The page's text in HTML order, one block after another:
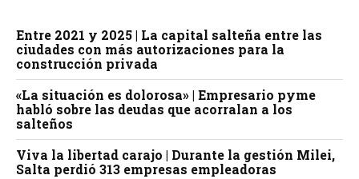
Entre 2021 y 2025 | La capital salteña entre las
ciudades con más autorizaciones para la
construcción privada
«La situación es dolorosa» | Empresario pyme
habló sobre las deudas que acorralan a los
salteños
Viva la libertad carajo | Durante la gestión Milei,
Salta perdió 313 empresas empleadoras